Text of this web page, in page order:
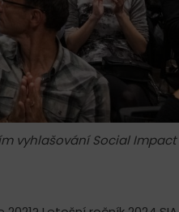
vyhlašování Social Impact